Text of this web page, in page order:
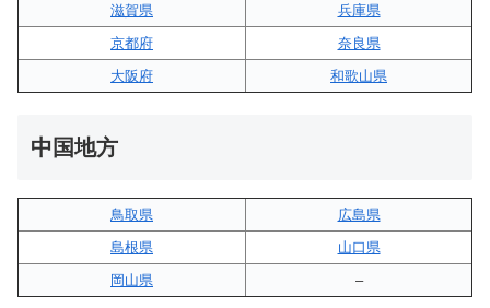
滋賀県
兵庫県
京都府
奈良県
大阪府
和歌山県
中国地方
鳥取県
広島県
島根県
山口県
岡山県
–